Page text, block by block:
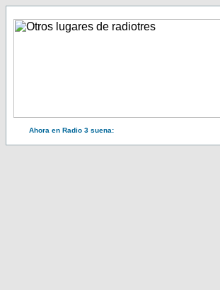
Ahora en Radio 3 suena: